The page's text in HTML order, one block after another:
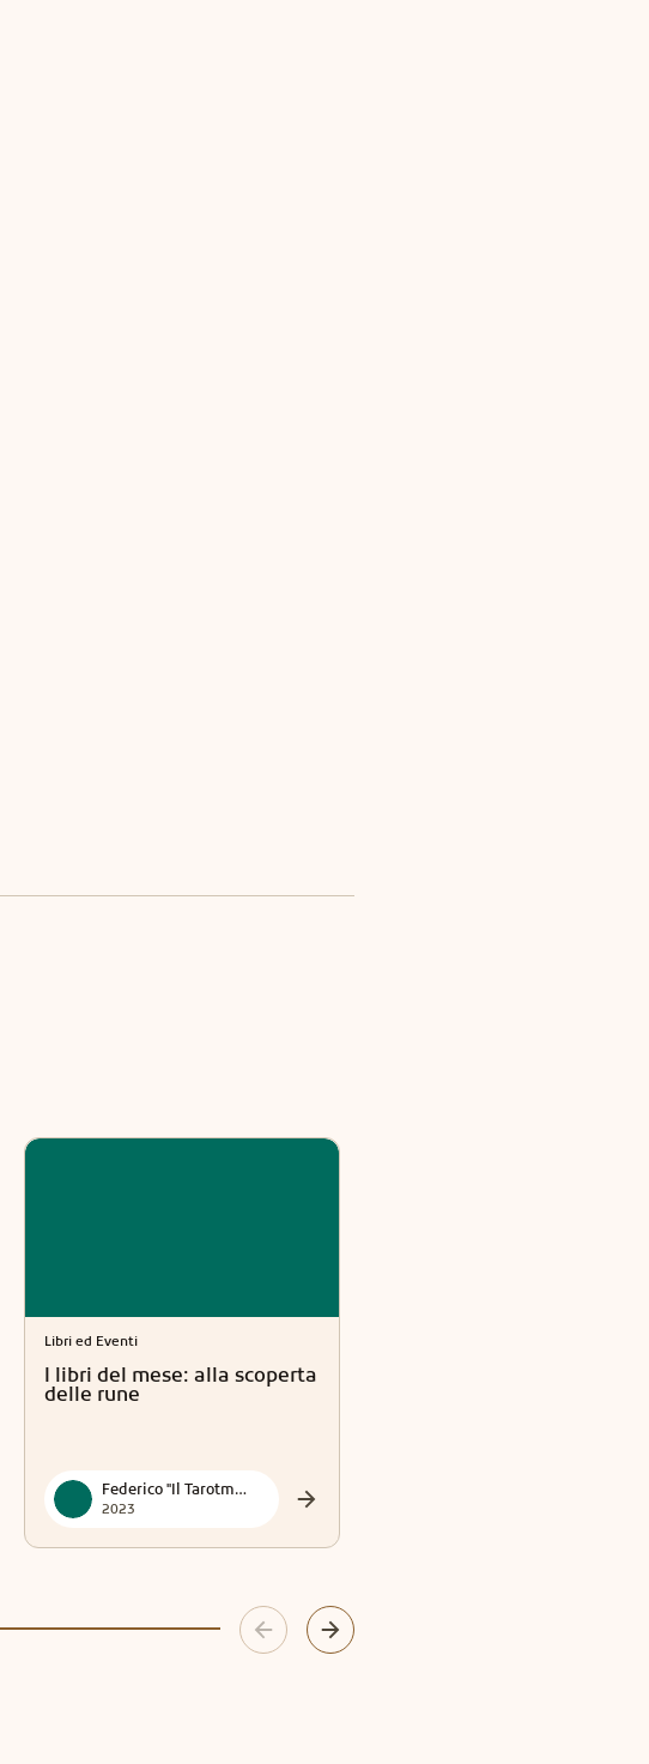
Libri ed Eventi
I libri del mese: alla scoperta
delle rune
Federico "Il Tarotmante"
2023